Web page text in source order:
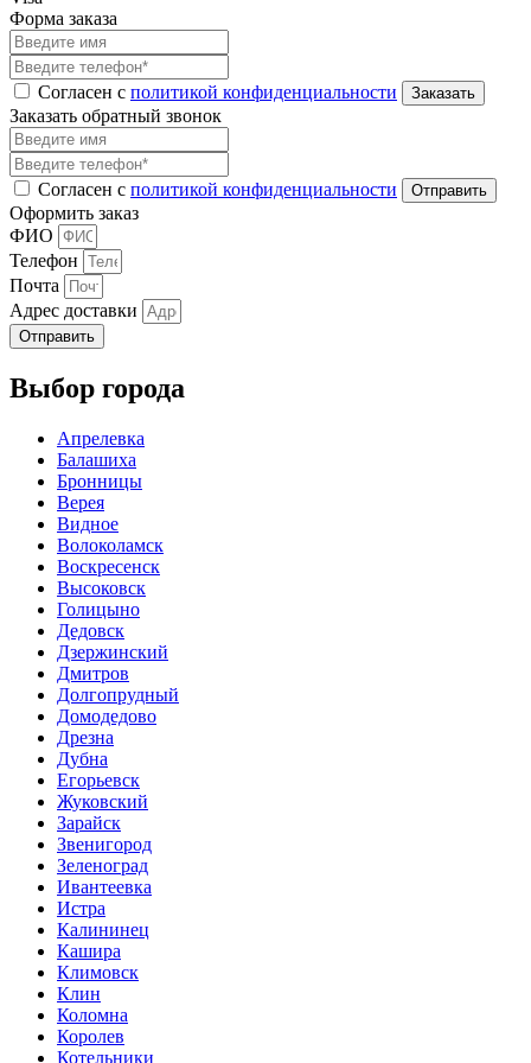
Форма заказа
Согласен с политикой конфиденциальности
Заказать обратный звонок
Согласен с политикой конфиденциальности
Оформить заказ
ФИО
Телефон
Почта
Адрес доставки
Отправить
Выбор города
Апрелевка
Балашиха
Бронницы
Верея
Видное
Волоколамск
Воскресенск
Высоковск
Голицыно
Дедовск
Дзержинский
Дмитров
Долгопрудный
Домодедово
Дрезна
Дубна
Егорьевск
Жуковский
Зарайск
Звенигород
Зеленоград
Ивантеевка
Истра
Калининец
Кашира
Климовск
Клин
Коломна
Королев
Котельники